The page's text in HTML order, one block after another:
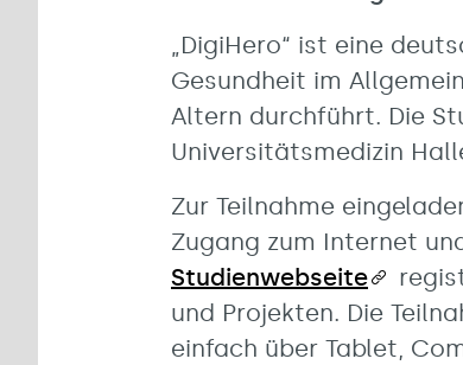
„DigiHero“ ist eine
Gesundheit im
Altern durchführt. Die
Universitätsmedizin
Zur Teilnahme
Zugang zum Internet
Studienwebseite
und Projekten. Die
einfach über Tablet,